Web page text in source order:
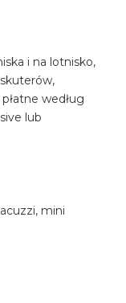
i na lotnisko,
według
lub
mini